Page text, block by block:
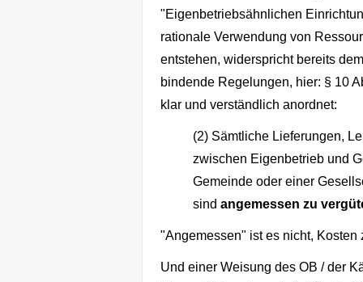
"Eigenbetriebsähnlichen
rationale Verwendung von
entstehen, widerspricht bereits
bindende Regelungen, hier: § 10
klar und verständlich anordnet:
(2) Sämtliche Lieferungen,
zwischen Eigenbetrieb und
Gemeinde oder einer
sind angemessen zu
"Angemessen" ist es nicht,
Und einer Weisung des OB / der